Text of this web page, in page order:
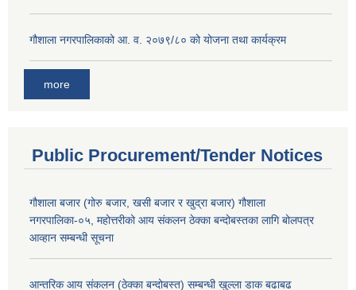
गौशाला नगरपालिकाको आ. व. २०७९/८० को योजना तथा कार्यक्रम
more
Public Procurement/Tender Notices
गौशाला बजार (गोरु बजार, खसी बजार र खुद्रा बजार) गौशाला
नगरपालिका-०५, महोत्तरीको आय संकलन ठेक्का बन्दोबस्तका लागि बोलपत्र
आव्हान सम्बन्धी सूचना
आन्तरिक आय संकलन (ठेक्का बन्दोबस्त) सम्बन्धी खुल्ला डाक बढाबढ